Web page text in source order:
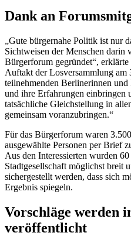
Dank an
„Gute bürgernahe Politik ist nur
Sichtweisen der Menschen
Bürgerforum gegründet“,
Auftakt der Losversammlung am
teilnehmenden Berlinerinnen
und ihre Erfahrungen einbringen
tatsächliche Gleichstellung in
gemeinsam voranzubringen.“
Für das Bürgerforum waren
ausgewählte Personen per Brief
Aus den Interessierten wurden
Stadtgesellschaft möglichst breit
sichergestellt werden, dass sich
Ergebnis spiegeln.
Vorschläge werden
veröffentlicht